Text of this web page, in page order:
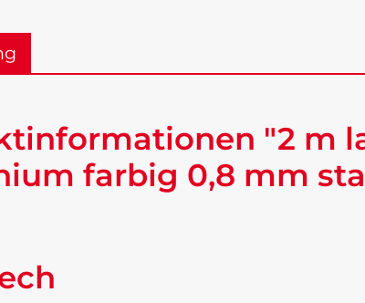
"2 m
farbig 0,8 mm